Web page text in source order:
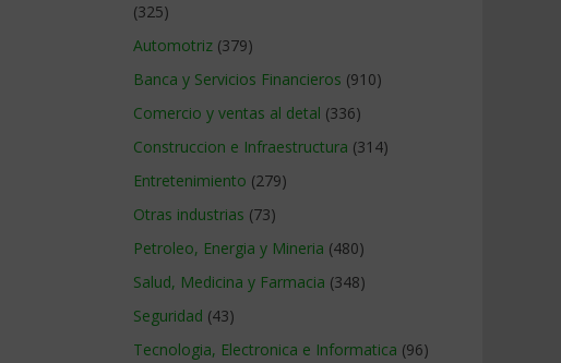
(325)
Automotriz (379)
Banca y Servicios Financieros (910)
Comercio y ventas al detal (336)
Construccion e Infraestructura (314)
Entretenimiento (279)
Otras industrias (73)
Petroleo, Energia y Mineria (480)
Salud, Medicina y Farmacia (348)
Seguridad (43)
Tecnologia, Electronica e Informatica (96)